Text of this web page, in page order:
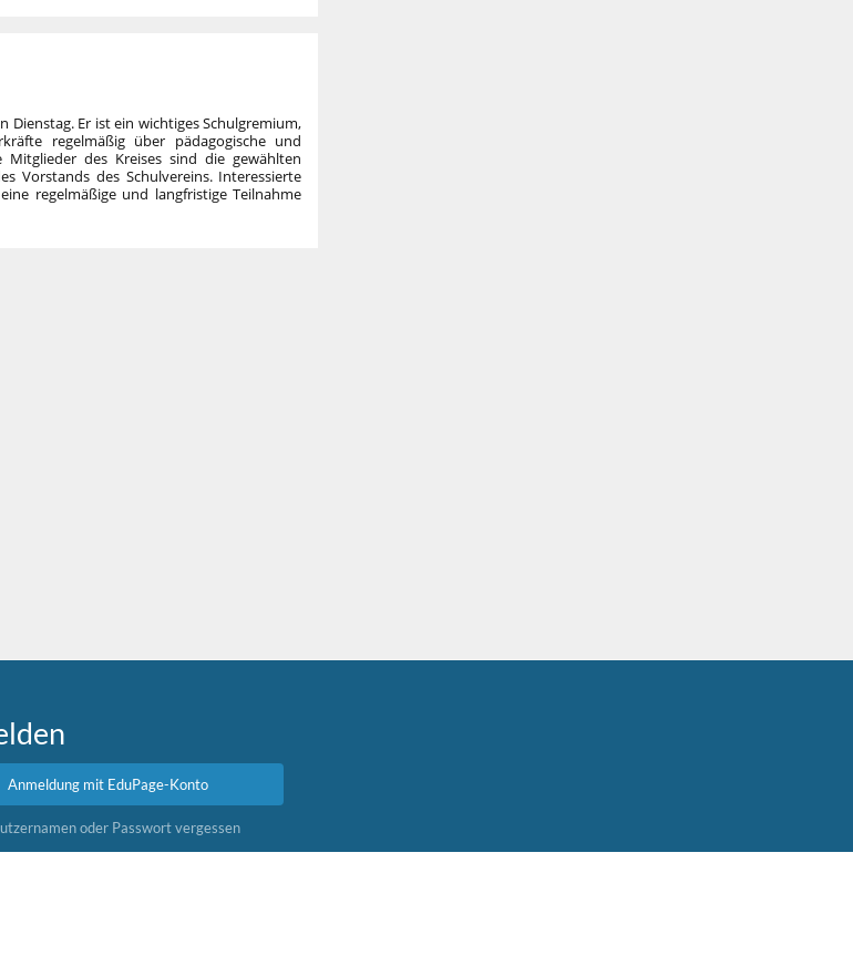
Er ist ein wichtiges Schulgremium,
regelmäßig über pädagogische und
Mitglieder des Kreises sind die gewählten
Vorstands des Schulvereins. Interessierte
regelmäßige und langfristige Teilnahme
Anmeldung mit EduPage-Konto
oder Passwort vergessen